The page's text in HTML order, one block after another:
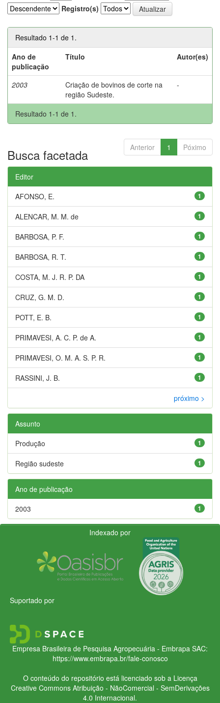
Registro(s)
Resultado 1-1 de 1.
Ano de
publicação
Título Autor(es)
2003
Criação de bovinos de corte na
região Sudeste.
-
Resultado 1-1 de 1.
Anterior 1 Póximo
Busca facetada
Editor
1
AFONSO, E.
1
ALENCAR, M. M. de
1
BARBOSA, P. F.
1
BARBOSA, R. T.
1
COSTA, M. J. R. P. DA
1
CRUZ, G. M. D.
1
POTT, E. B.
1
PRIMAVESI, A. C. P. de A.
1
PRIMAVESI, O. M. A. S. P. R.
1
RASSINI, J. B.
próximo >
Assunto
1
Produção
1
Região sudeste
Ano de publicação
1
2003
Indexado por
Suportado por
Empresa Brasileira de Pesquisa Agropecuária - Embrapa SAC:
https://www.embrapa.br/fale-conosco
O conteúdo do repositório está licenciado sob a Licença
Creative CommonsAtribuição - NãoComercial - SemDerivações
4.0 Internacional.